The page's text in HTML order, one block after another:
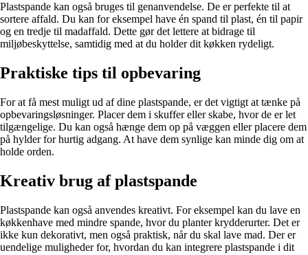
Plastspande kan også bruges til genanvendelse. De er perfekte til at
sortere affald. Du kan for eksempel have én spand til plast, én til papir
og en tredje til madaffald. Dette gør det lettere at bidrage til
miljøbeskyttelse, samtidig med at du holder dit køkken rydeligt.
Praktiske tips til opbevaring
For at få mest muligt ud af dine plastspande, er det vigtigt at tænke på
opbevaringsløsninger. Placer dem i skuffer eller skabe, hvor de er let
tilgængelige. Du kan også hænge dem op på væggen eller placere dem
på hylder for hurtig adgang. At have dem synlige kan minde dig om at
holde orden.
Kreativ brug af plastspande
Plastspande kan også anvendes kreativt. For eksempel kan du lave en
køkkenhave med mindre spande, hvor du planter krydderurter. Det er
ikke kun dekorativt, men også praktisk, når du skal lave mad. Der er
uendelige muligheder for, hvordan du kan integrere plastspande i dit